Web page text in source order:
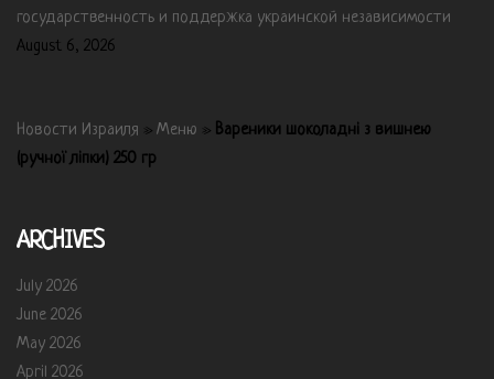
государственность и поддержка украинской независимости
August 6, 2026
Новости Израиля » Меню » Вареники шоколадні з вишнею
(ручної ліпки) 250 гр
ARCHIVES
July 2026
June 2026
May 2026
April 2026